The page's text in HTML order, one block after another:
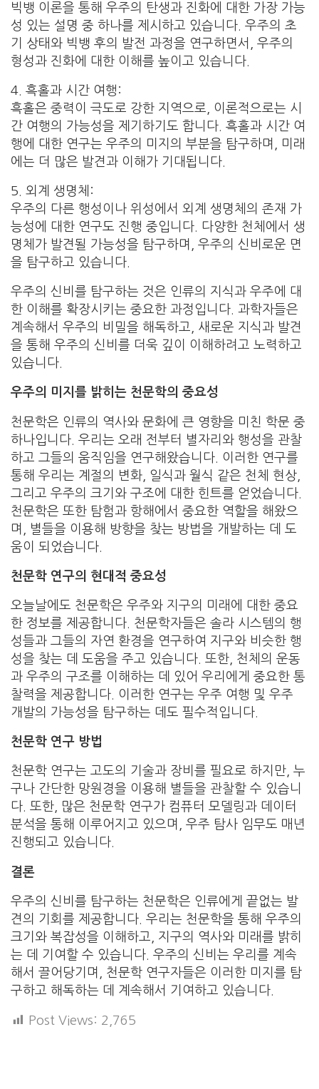
빅뱅 이론을 통해 우주의 탄생과 진화에 대한 가장 가능
성 있는 설명 중 하나를 제시하고 있습니다. 우주의 초
기 상태와 빅뱅 후의 발전 과정을 연구하면서, 우주의
형성과 진화에 대한 이해를 높이고 있습니다.
4. 흑홀과 시간 여행:
흑홀은 중력이 극도로 강한 지역으로, 이론적으로는 시
간 여행의 가능성을 제기하기도 합니다. 흑홀과 시간 여
행에 대한 연구는 우주의 미지의 부분을 탐구하며, 미래
에는 더 많은 발견과 이해가 기대됩니다.
5. 외계 생명체:
우주의 다른 행성이나 위성에서 외계 생명체의 존재 가
능성에 대한 연구도 진행 중입니다. 다양한 천체에서 생
명체가 발견될 가능성을 탐구하며, 우주의 신비로운 면
을 탐구하고 있습니다.
우주의 신비를 탐구하는 것은 인류의 지식과 우주에 대
한 이해를 확장시키는 중요한 과정입니다. 과학자들은
계속해서 우주의 비밀을 해독하고, 새로운 지식과 발견
을 통해 우주의 신비를 더욱 깊이 이해하려고 노력하고
있습니다.
우주의 미지를 밝히는 천문학의 중요성
천문학은 인류의 역사와 문화에 큰 영향을 미친 학문 중
하나입니다. 우리는 오래 전부터 별자리와 행성을 관찰
하고 그들의 움직임을 연구해왔습니다. 이러한 연구를
통해 우리는 계절의 변화, 일식과 월식 같은 천체 현상,
그리고 우주의 크기와 구조에 대한 힌트를 얻었습니다.
천문학은 또한 탐험과 항해에서 중요한 역할을 해왔으
며, 별들을 이용해 방향을 찾는 방법을 개발하는 데 도
움이 되었습니다.
천문학 연구의 현대적 중요성
오늘날에도 천문학은 우주와 지구의 미래에 대한 중요
한 정보를 제공합니다. 천문학자들은 솔라 시스템의 행
성들과 그들의 자연 환경을 연구하여 지구와 비슷한 행
성을 찾는 데 도움을 주고 있습니다. 또한, 천체의 운동
과 우주의 구조를 이해하는 데 있어 우리에게 중요한 통
찰력을 제공합니다. 이러한 연구는 우주 여행 및 우주
개발의 가능성을 탐구하는 데도 필수적입니다.
천문학 연구 방법
천문학 연구는 고도의 기술과 장비를 필요로 하지만, 누
구나 간단한 망원경을 이용해 별들을 관찰할 수 있습니
다. 또한, 많은 천문학 연구가 컴퓨터 모델링과 데이터
분석을 통해 이루어지고 있으며, 우주 탐사 임무도 매년
진행되고 있습니다.
결론
우주의 신비를 탐구하는 천문학은 인류에게 끝없는 발
견의 기회를 제공합니다. 우리는 천문학을 통해 우주의
크기와 복잡성을 이해하고, 지구의 역사와 미래를 밝히
는 데 기여할 수 있습니다. 우주의 신비는 우리를 계속
해서 끌어당기며, 천문학 연구자들은 이러한 미지를 탐
구하고 해독하는 데 계속해서 기여하고 있습니다.
Post Views: 2,765